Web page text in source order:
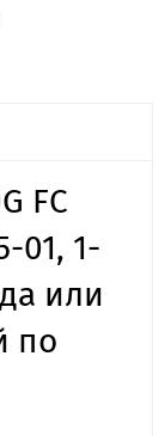
FC
01, 1-
или
по